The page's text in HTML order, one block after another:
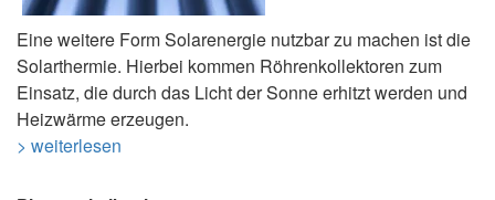
Eine weitere Form Solarenergie nutzbar zu machen ist die
Solarthermie. Hierbei kommen Röhrenkollektoren zum
Einsatz, die durch das Licht der Sonne erhitzt werden und
Heizwärme erzeugen.
> weiterlesen